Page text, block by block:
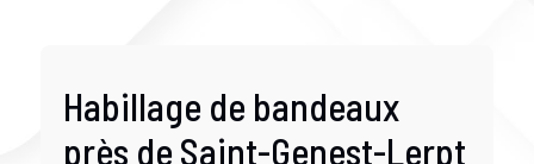
Habillage de bandeaux
près de Saint-Genest-Lerpt